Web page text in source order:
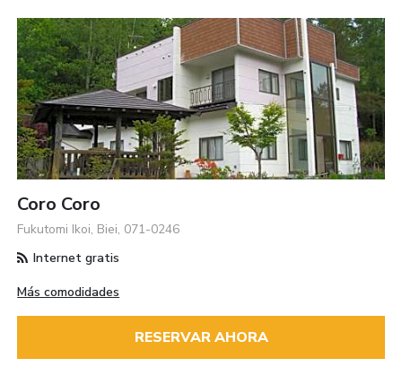
Coro Coro
Fukutomi Ikoi, Biei, 071-0246
Internet gratis
Más comodidades
RESERVAR AHORA